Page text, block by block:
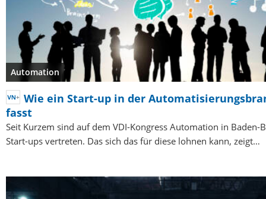
Automation
Wie ein Start-up in der
fasst
Seit Kurzem sind auf dem VDI-Kongress Automation in Baden-
Start-ups vertreten. Das sich das für diese lohnen kann, zeigt…